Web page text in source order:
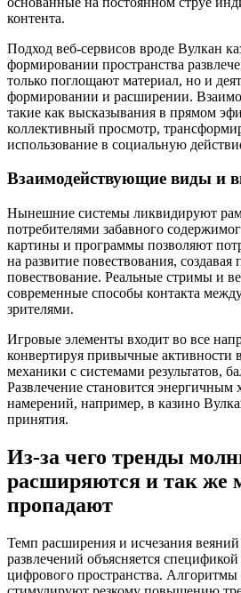
контента.
Подход веб-сервисов вроде Вулкан
формировании пространства
только поглощают материал, но и
формировании и расширении.
такие как высказывания в прямом
коллективный просмотр,
использование в социальную
Взаимодействующие виды и
Нынешние системы ликвидируют
потребителями забавного
картины и программы позволяют
на развитие повествования,
повествование. Реальные стримы и
современные способы контакта
зрителями.
Игровые элементы входит во все
конвертируя привычные активности
механики с системами результатов,
Развлечение становится энергичным
намерений, например, в казино
принятия.
Из-за чего тренды
расширяются и так же
пропадают
Темп расширения и исчезания
развлечений объясняется
цифрового пространства. Алгоритмы